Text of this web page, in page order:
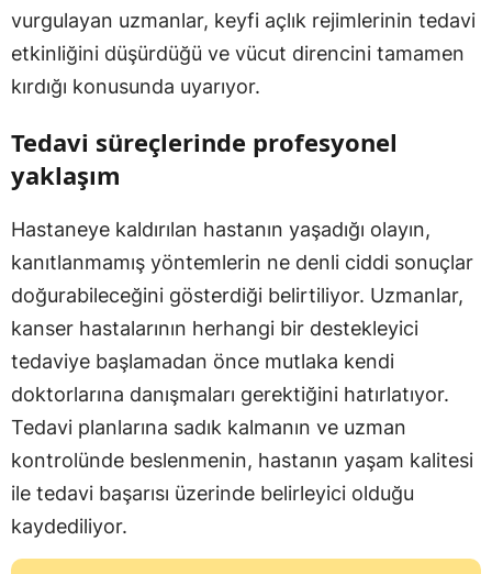
vurgulayan uzmanlar, keyfi açlık rejimlerinin tedavi
etkinliğini düşürdüğü ve vücut direncini tamamen
kırdığı konusunda uyarıyor.
Tedavi süreçlerinde profesyonel
yaklaşım
Hastaneye kaldırılan hastanın yaşadığı olayın,
kanıtlanmamış yöntemlerin ne denli ciddi sonuçlar
doğurabileceğini gösterdiği belirtiliyor. Uzmanlar,
kanser hastalarının herhangi bir destekleyici
tedaviye başlamadan önce mutlaka kendi
doktorlarına danışmaları gerektiğini hatırlatıyor.
Tedavi planlarına sadık kalmanın ve uzman
kontrolünde beslenmenin, hastanın yaşam kalitesi
ile tedavi başarısı üzerinde belirleyici olduğu
kaydediliyor.